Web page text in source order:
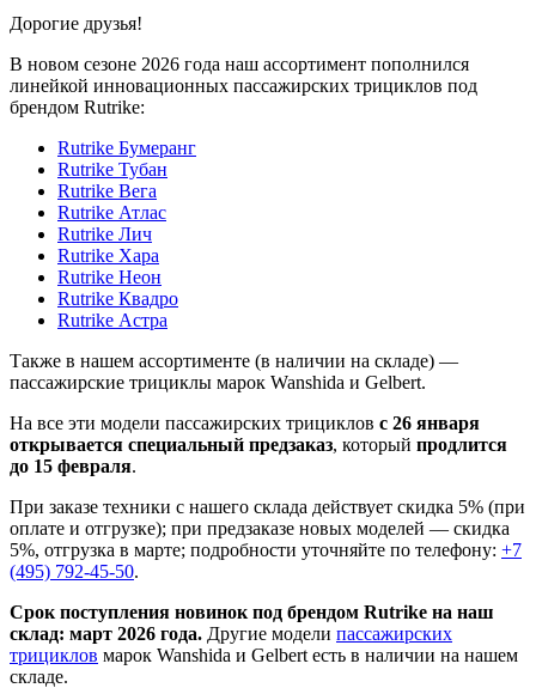
Дорогие друзья!
В новом сезоне 2026 года наш ассортимент пополнился
линейкой инновационных пассажирских трициклов под
брендом Rutrike:
Rutrike Бумеранг
Rutrike Тубан
Rutrike Вега
Rutrike Атлас
Rutrike Лич
Rutrike Хара
Rutrike Неон
Rutrike Квадро
Rutrike Астра
Также в нашем ассортименте (в наличии на складе) —
пассажирские трициклы марок Wanshida и Gelbert.
На все эти модели пассажирских трициклов с 26 января
открывается специальный предзаказ, который продлится
до 15 февраля.
При заказе техники с нашего склада действует скидка 5% (при
оплате и отгрузке); при предзаказе новых моделей — скидка
5%, отгрузка в марте; подробности уточняйте по телефону: +7
(495) 792-45-50.
Срок поступления новинок под брендом Rutrike на наш
склад: март 2026 года. Другие модели пассажирских
трициклов марок Wanshida и Gelbert есть в наличии на нашем
складе.